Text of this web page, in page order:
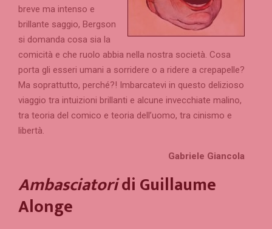
breve ma intenso e
brillante saggio, Bergson
si domanda cosa sia la
comicità e che ruolo abbia nella nostra società. Cosa
porta gli esseri umani a sorridere o a ridere a crepapelle?
Ma soprattutto, perché?! Imbarcatevi in questo delizioso
viaggio tra intuizioni brillanti e alcune invecchiate malino,
tra teoria del comico e teoria dell’uomo, tra cinismo e
libertà.
Gabriele Giancola
Ambasciatoridi Guillaume
Alonge